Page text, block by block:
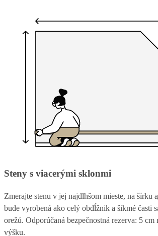
Steny s viacerými sklonmi
Zmerajte stenu v jej najdlhšom mieste, na šírku
bude vyrobená ako celý obdĺžnik a šikmé časti
orežú. Odporúčaná bezpečnostná rezerva: 5 cm
výšku.